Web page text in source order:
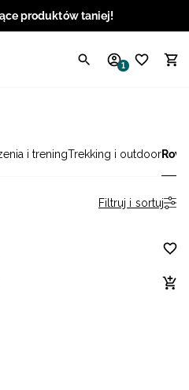
produktów taniej!
1
i treningTrekking i outdoor
Filtruj i sortuj
Angielski / GBP
Chorwacki / EUR